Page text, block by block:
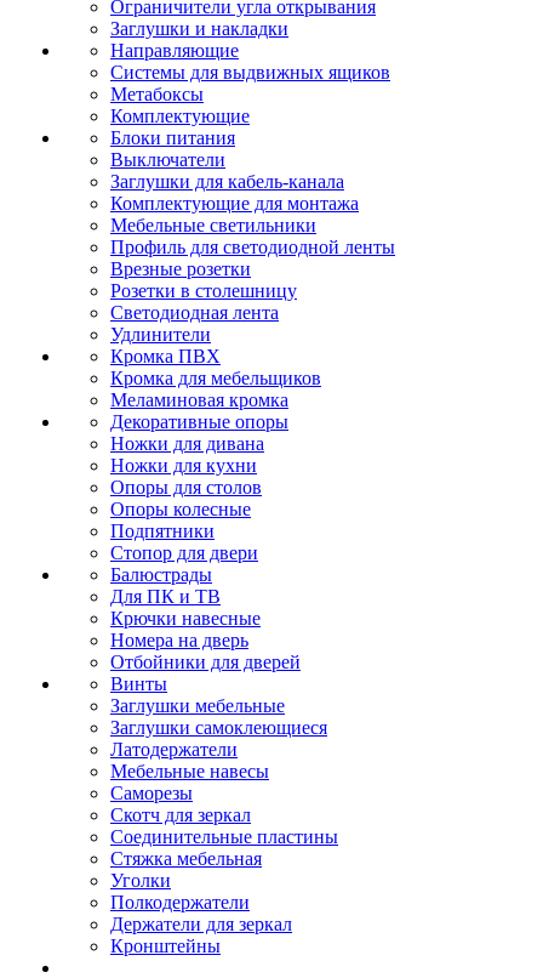
Ограничители угла открывания
Заглушки и накладки
Направляющие
Системы для выдвижных ящиков
Метабоксы
Комплектующие
Блоки питания
Выключатели
Заглушки для кабель-канала
Комплектующие для монтажа
Мебельные светильники
Профиль для светодиодной ленты
Врезные розетки
Розетки в столешницу
Светодиодная лента
Удлинители
Кромка ПВХ
Кромка для мебельщиков
Меламиновая кромка
Декоративные опоры
Ножки для дивана
Ножки для кухни
Опоры для столов
Опоры колесные
Подпятники
Стопор для двери
Балюстрады
Для ПК и ТВ
Крючки навесные
Номера на дверь
Отбойники для дверей
Винты
Заглушки мебельные
Заглушки самоклеющиеся
Латодержатели
Мебельные навесы
Саморезы
Скотч для зеркал
Соединительные пластины
Стяжка мебельная
Уголки
Полкодержатели
Держатели для зеркал
Кронштейны